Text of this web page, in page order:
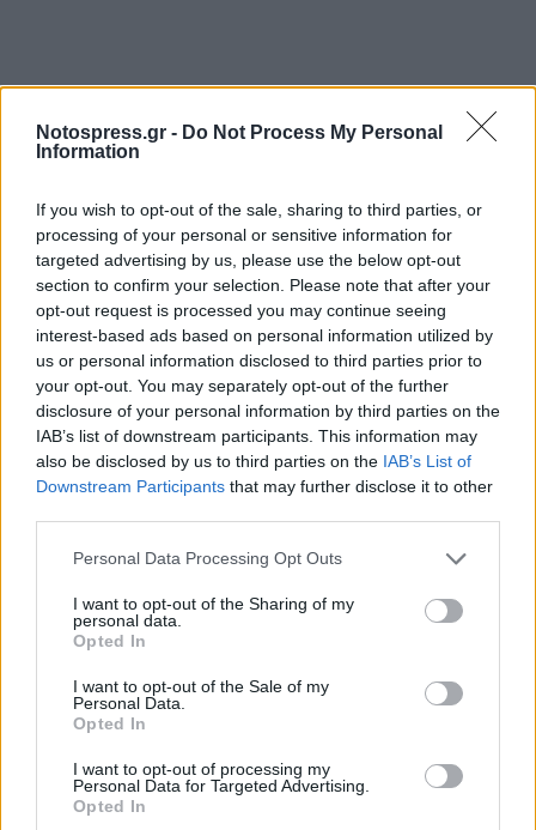
Notospress.gr - Do Not Process My Personal
Information
If you wish to opt-out of the sale, sharing to third parties, or
processing of your personal or sensitive information for
targeted advertising by us, please use the below opt-out
section to confirm your selection. Please note that after your
opt-out request is processed you may continue seeing
interest-based ads based on personal information utilized by
us or personal information disclosed to third parties prior to
your opt-out. You may separately opt-out of the further
disclosure of your personal information by third parties on the
IAB’s list of downstream participants. This information may
also be disclosed by us to third parties on the IAB’s List of
Downstream Participants that may further disclose it to other
Personal Data Processing Opt Outs
I want to opt-out of the Sharing of my
personal data.
Opted In
I want to opt-out of the Sale of my
Personal Data.
Opted In
I want to opt-out of processing my
Personal Data for Targeted Advertising.
Opted In
Σχετικά Άρθρα